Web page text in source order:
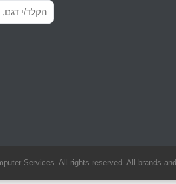
חיפוש מוצרים